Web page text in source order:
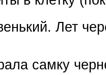
Лет
самку